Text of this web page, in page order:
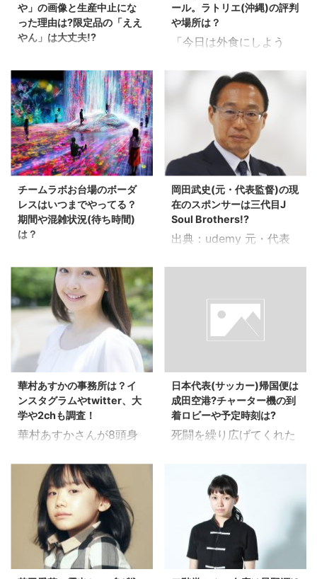
や」の画像と生産中止にな
った理由は?限定品の「ええ
やん」は大丈夫!?
売していた水、 「ほんま
や」が話題になっていま
す。 なんでも、防災訓練
の際に参加者に配った
「ほんまや」が、 賞味期
限切れだったとか。。
「ほんまや」は橋下市長
の一声で生産中止になっ
ている商品とのこと。 中
身が中身だけにちょっと
怖かったので、 「ほんま
した。 また、平成27年
に限定販売された、 後継
品の「ええやん」につい
ても調べてみたいと思い
ます。 「ほんまや」と
は？パッケージ画像や成
分も調査！ 「ほんまや」
は大阪市水道局が、 その
技術力の高さをアピール
しようと ...
ール。ラトリエ(沖縄)の評判
や場所は？
「今日は外食にしよう
焼肉にしようか、 寿司に
しようかと悩む方が多い
のでは。 フランス料理っ
てなかなか選択肢に上が
らないですよね。 （私だ
け？？笑） 庶民にはどう
しても敷居が高いという
印象のフレンチ。 そんな
フレンチを地産地消よろ
しく、 沖縄の滋味溢れる
新鮮な食材をふんだんに
沢感を味わわせてくれる
のが、 ラトリエのシェ
フ、島袋司（さん）。 琉
やかに、 フレンチであり
ながらオリジナリティあ
ふれ ...
チームラボお台場のボーダ
レスはいつまでやってる？
期間や混雑状況(待ち時間)
は？
見せてくれるチームラ
ボ。 今回は森ビルとタッ
グを組んで、 お台場に新
たなアートの世界を生み
出してくれました。
EPSON
teamLab★Borderless
ぜひ行きたい！けど、 気
になるのはやはり混雑状
況や待ち時間ですよ
ね。。 せっかくの仮想世
混み混みだったら、 浸れ
るものも浸れないですも
んね。。 そこで今回は、
チームラボ★ボーダレス
（お台場）の混雑状況や
待ち時間、 穴場な時間に
ついて調べてみたいと思
岡田武史(元・代表監督)の現
在のスポンサーは三代目J
Soul Brothers!?
出典：udemy 元・代表
さん。 現在、愛媛・今治
の地で経営者として新し
い挑戦に取り組んでいる
うか？？ かつての日本代
表の監督が愛媛で今なに
をしているのか、今後の
展望、活動予定など色々
調べてみました。 スポン
（おかだ たけし、1956
年8月25日）は日本の元
サッカー選手、サッカー
指導者。現在はFC今治運
営会社「株式会社今治．
夢スポーツ」代表取締
華村あすかの事務所は？イ
ンスタグラムやtwitter、大
学や2chも調査！
華村あすかさんが8頭身
いい！と話題です。 『華
村あすか、１８歳。』 |
週プレNews
https://t.co/0NApdeEoh
v @shupure_newsさん
から #華村あすか
pic.twitter.com/YluKAN
日本代表(サッカー)帰国便は
成田空港?チャーター機の到
着ロビーや予定時刻は?
死闘を繰り広げてくれた
すね！ ぜひ、空港で到着
を待ってありがとうを言
いたい！！という方のた
めに、 帰国便は何時に到
着するのか？ 空港はどこ
なのか？ 調べてみまし